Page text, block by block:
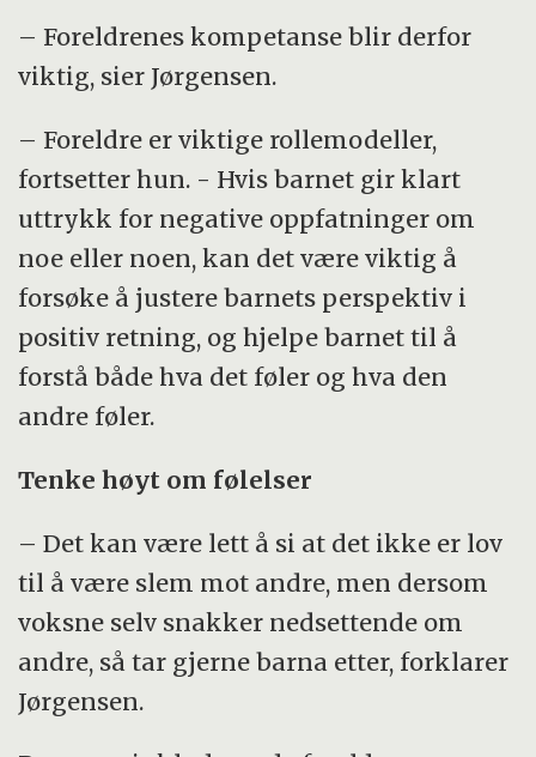
– Foreldrenes kompetanse blir derfor
viktig, sier Jørgensen.
– Foreldre er viktige rollemodeller,
fortsetter hun. - Hvis barnet gir klart
uttrykk for negative oppfatninger om
noe eller noen, kan det være viktig å
forsøke å justere barnets perspektiv i
positiv retning, og hjelpe barnet til å
forstå både hva det føler og hva den
andre føler.
Tenke høyt om følelser
– Det kan være lett å si at det ikke er lov
til å være slem mot andre, men dersom
voksne selv snakker nedsettende om
andre, så tar gjerne barna etter, forklarer
Jørgensen.